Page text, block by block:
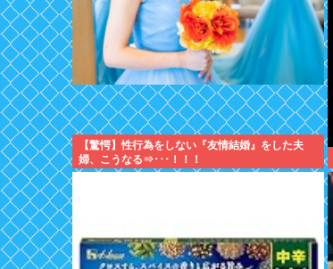
【驚愕】性行為をしない『友情結婚』をした夫
婦、こうなる⇒･･･！！！